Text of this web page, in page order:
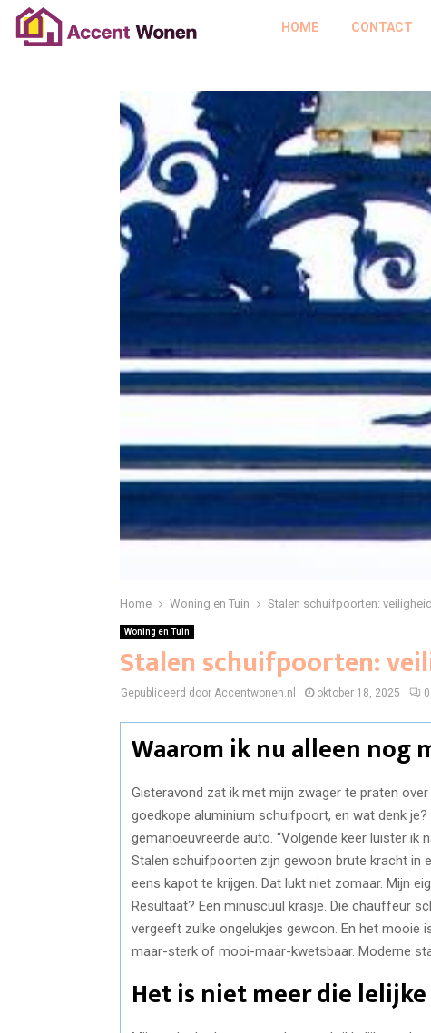
HOME CONTACT
Home Woning en Tuin Stalen schuifpoorten:
Woning en Tuin
Stalen schuifpoorten:
Gepubliceerd door Accentwonen.nl oktober 18, 2025 0
Waarom ik nu alleen nog
Gisteravond zat ik met mijn zwager te praten
goedkope aluminium schuifpoort, en wat denk
gemanoeuvreerde auto. “Volgende keer luister ik
Stalen schuifpoorten zijn gewoon brute kracht in
eens kapot te krijgen. Dat lukt niet zomaar. Mijn
Resultaat? Een minuscuul krasje. Die chauffeur
vergeeft zulke ongelukjes gewoon. En het
maar-sterk of mooi-maar-kwetsbaar. Moderne
Het is niet meer die